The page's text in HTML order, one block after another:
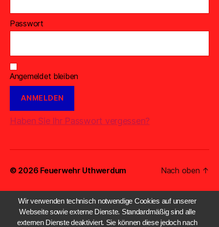
Passwort
Angemeldet bleiben
Haben Sie Ihr Passwort vergessen?
© 2026 Feuerwehr Uthwerdum Nach oben ↑
Wir verwenden technisch notwendige Cookies auf unserer
Webseite sowie externe Dienste. Standardmäßig sind alle
externen Dienste deaktiviert. Sie können diese jedoch nach